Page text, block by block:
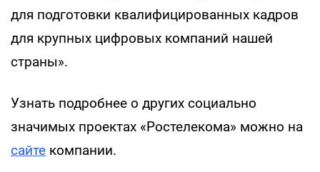
для подготовки квалифицированных кадров
для крупных цифровых компаний нашей
страны».
Узнать подробнее о других социально
значимых проектах «Ростелекома» можно на
сайте компании.